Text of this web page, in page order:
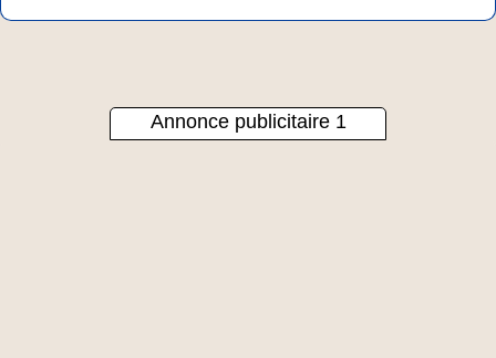
Annonce publicitaire 1